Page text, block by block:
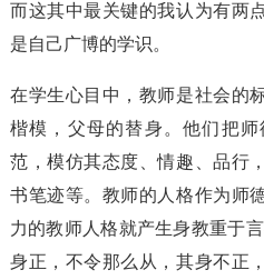
而这其中最关键的我认为有两
是自己广博的学识。
在学生心目中，教师是社会的
楷模，父母的替身。他们把
范，模仿其态度、情趣、品行
书笔迹等。教师的人格作为师
力的教师人格就产生身教重于
身正，不令那么从，其身不正